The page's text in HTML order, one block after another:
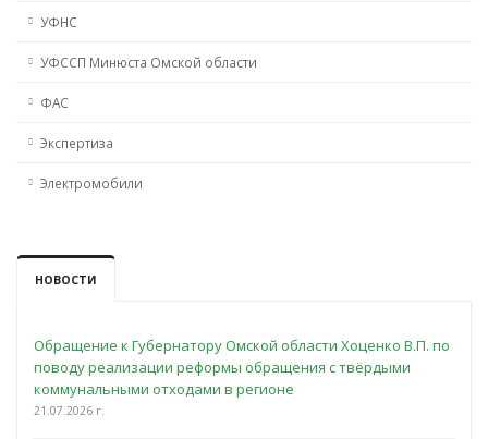
УФНС
УФССП Минюста Омской области
ФАС
Экспертиза
Электромобили
НОВОСТИ
Обращение к Губернатору Омской области Хоценко В.П. по
поводу реализации реформы обращения с твёрдыми
коммунальными отходами в регионе
21.07.2026 г.